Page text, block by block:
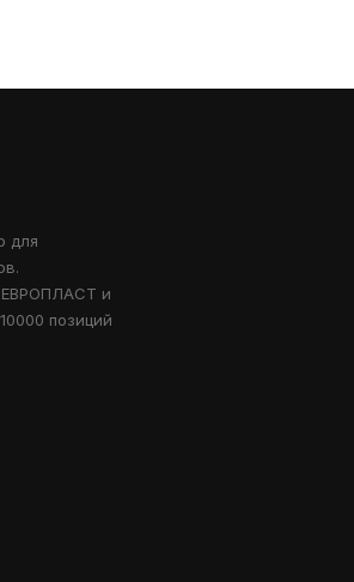
для
ЕВРОПЛАСТ и
позиций